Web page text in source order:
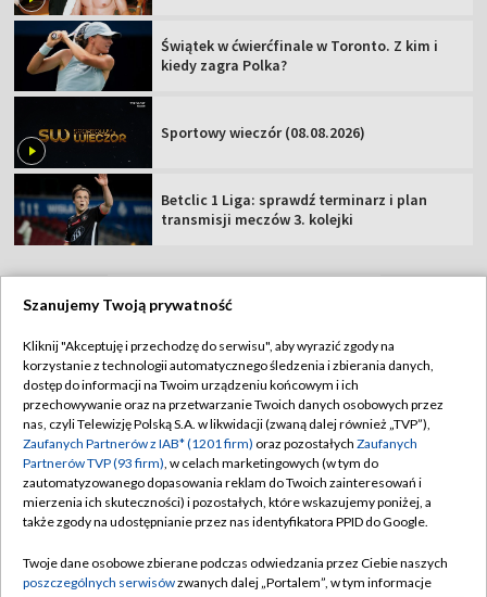
Świątek w ćwierćfinale w Toronto. Z kim i
kiedy zagra Polka?
Sportowy wieczór (08.08.2026)
Betclic 1 Liga: sprawdź terminarz i plan
transmisji meczów 3. kolejki
Abonament TVP
Sklep TVP
Biuro Reklamy
Oferta Handlowa
Telegazeta ogłoszenia
Rada Programowa
Regulamin TVP
Polityka prywatności
Moje zgody
Biuro reklamy
Kontakt
Kanały
Szanujemy Twoją prywatność
Kliknij "Akceptuję i przechodzę do serwisu", aby wyrazić zgody na
korzystanie z technologii automatycznego śledzenia i zbierania danych,
dostęp do informacji na Twoim urządzeniu końcowym i ich
przechowywanie oraz na przetwarzanie Twoich danych osobowych przez
nas, czyli Telewizję Polską S.A. w likwidacji (zwaną dalej również „TVP”),
Zaufanych Partnerów z IAB* (1201 firm) oraz pozostałych Zaufanych
Partnerów TVP (93 firm), w celach marketingowych (w tym do
zautomatyzowanego dopasowania reklam do Twoich zainteresowań i
mierzenia ich skuteczności) i pozostałych, które wskazujemy poniżej, a
także zgody na udostępnianie przez nas identyfikatora PPID do Google.
Twoje dane osobowe zbierane podczas odwiedzania przez Ciebie naszych
poszczególnych serwisówzwanych dalej „Portalem”, w tym informacje